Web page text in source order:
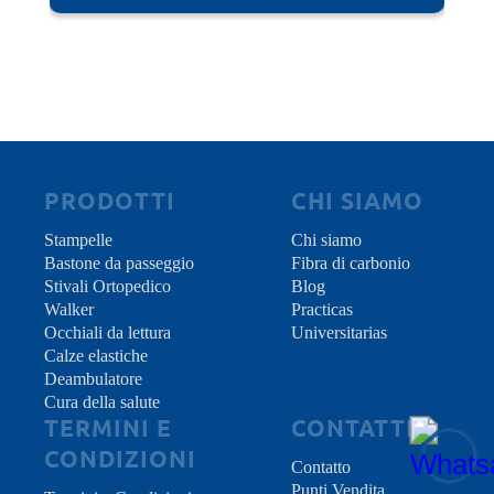
vibrazioni e assicurando un blocco unificato di
PRODOTTI
Stampelle
Bastone da passeggio
Stivali Ortopedico
Walker
Occhiali da lettura
Calze elastiche
Deambulatore
Cura della salute
CHI SIAMO
Chi siamo
Fibra di carbonio
Blog
Practicas
Universitarias
TERMINI E
CONDIZIONI
CONTATTI
Contatto
Punti Vendita